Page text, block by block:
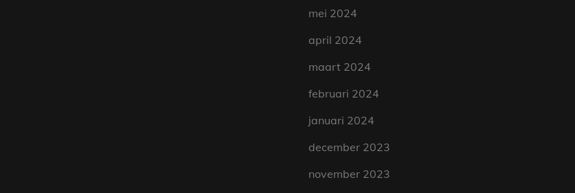
mei 2024
april 2024
maart 2024
februari 2024
januari 2024
december 2023
november 2023